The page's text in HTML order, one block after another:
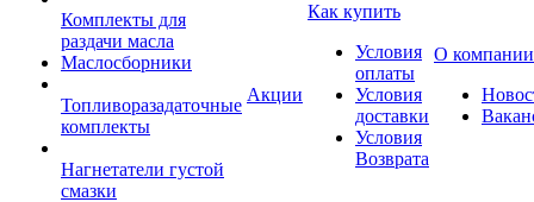
Комплекты для
раздачи масла
Маслосборники
Топливоразадаточные
комплекты
Нагнетатели густой
смазки
Акции
Как купить
Условия
оплаты
Условия
доставки
Условия
Возврата
О компании